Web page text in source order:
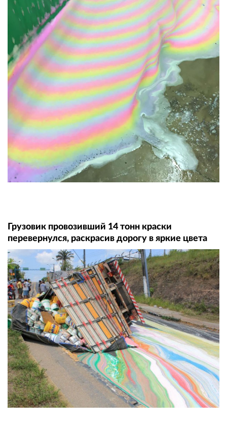
Грузовик провозивший 14 тонн краски
перевернулся, раскрасив дорогу в яркие цвета